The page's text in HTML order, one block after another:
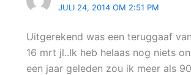
JULI 24, 2014 OM 2:51 PM
Uitgerekend was een teruggaaf
16 mrt jl..Ik heb helaas nog niets
een jaar geleden zou ik meer als